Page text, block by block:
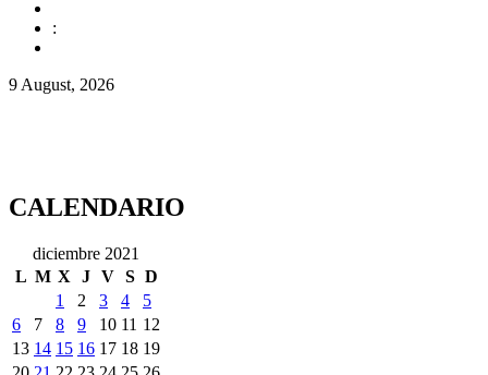
:
9 August, 2026
CALENDARIO
diciembre 2021
L M X J V S D
1
2 3 4
5
6
7 8 9 10 11 12
13 14 15 16 17 18 19